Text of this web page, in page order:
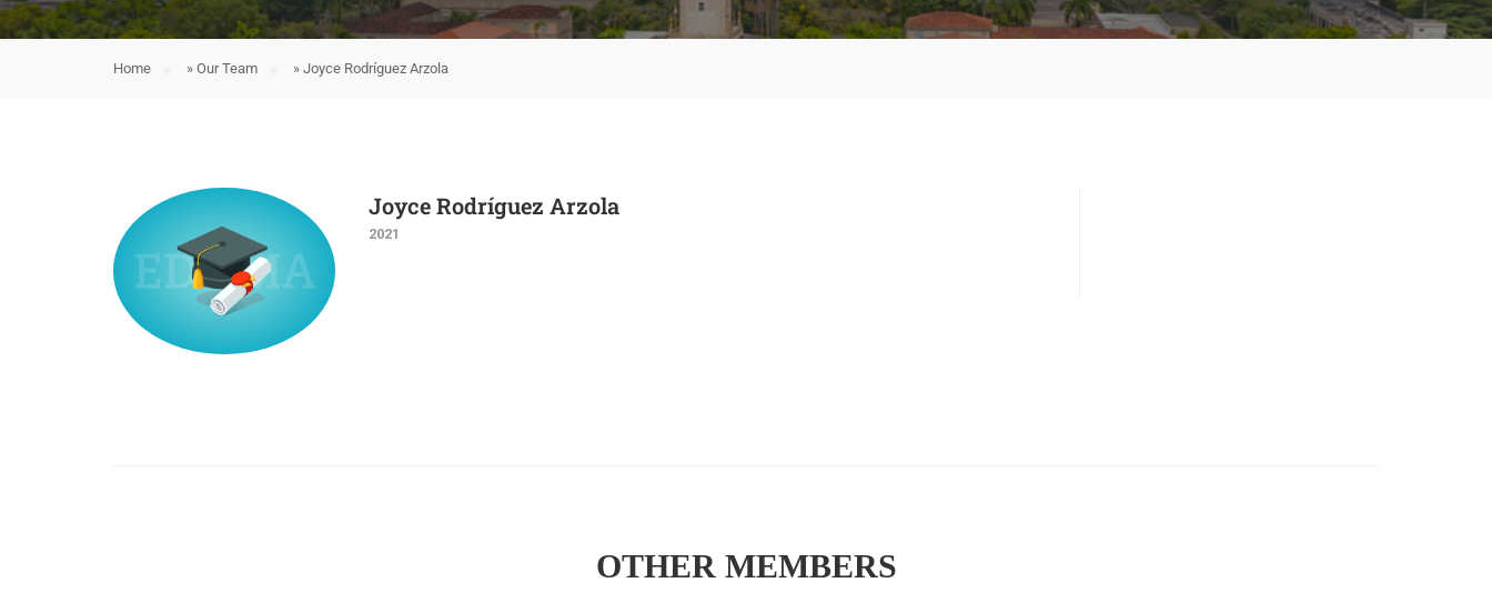
Home » Our Team » Joyce Rodríguez Arzola
Joyce Rodríguez Arzola
2021
OTHER MEMBERS